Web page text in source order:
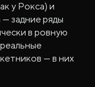
у Рокса) и
задние ряды
в ровную
— в них